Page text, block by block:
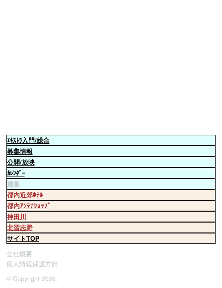
ｴｷｽﾄﾗ入門/総合
募集情報
公開/放映
ｶﾚﾝﾀﾞｰ
通販
都内近郊ﾎﾃﾙ
都内ｱﾝﾃﾅｼｮｯﾌﾟ
神田川
北習志野
サイトTOP
会社概要
個人情報保護方針
© Copyright 2026.